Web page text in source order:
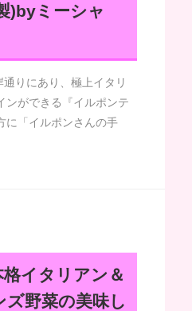
)byミーシャ
りにあり、極上イタリ
ンができる『イルポンテ
に「イルポンさんの手
イタリアン＆
野菜の美味し